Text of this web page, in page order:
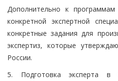
Дополнительно к
конкретной экспертной
конкретные задания для
экспертиз, которые
России.
5. Подготовка эксперта в